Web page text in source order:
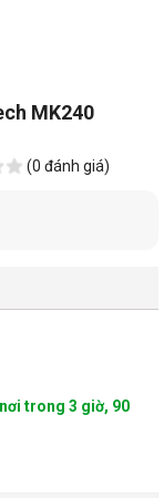
MK240
(0 đánh giá)
trong 3 giờ, 90